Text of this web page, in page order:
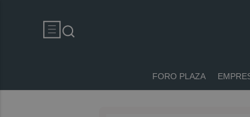
FORO PLAZA